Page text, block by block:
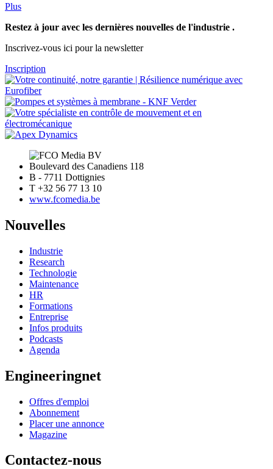
Plus
Restez à jour avec les dernières nouvelles de l'industrie .
Inscrivez-vous ici pour la newsletter
Inscription
Boulevard des Canadiens 118
B - 7711 Dottignies
T +32 56 77 13 10
www.fcomedia.be
Nouvelles
Industrie
Research
Technologie
Maintenance
HR
Formations
Entreprise
Infos produits
Podcasts
Agenda
Engineeringnet
Offres d'emploi
Abonnement
Placer une annonce
Magazine
Contactez-nous